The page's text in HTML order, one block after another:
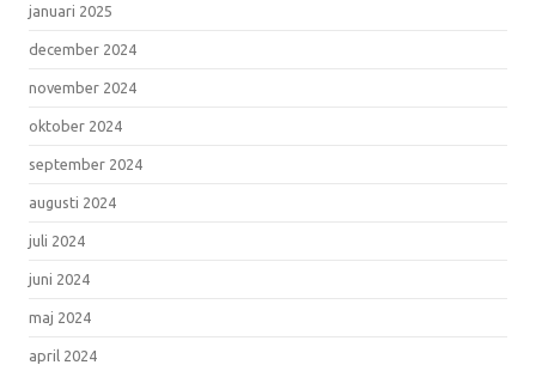
januari 2025
december 2024
november 2024
oktober 2024
september 2024
augusti 2024
juli 2024
juni 2024
maj 2024
april 2024